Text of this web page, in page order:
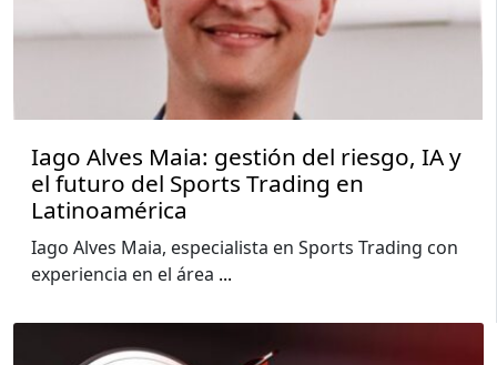
Iago Alves Maia: gestión del riesgo, IA y
el futuro del Sports Trading en
Latinoamérica
Iago Alves Maia, especialista en Sports Trading con
experiencia en el área ...